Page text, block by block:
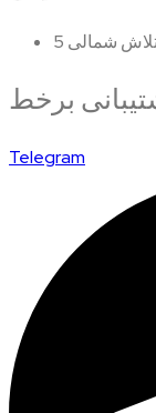
شمالی 5
برخط
Telegram